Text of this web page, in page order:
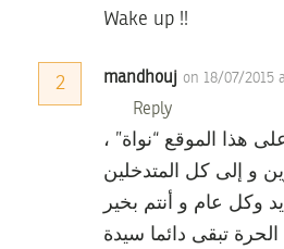
Wake up !!
2 mandhouj on 18/07/2015
Reply
هذا الموقع “نواة” ،
الحرة تبقى دائما سيدة